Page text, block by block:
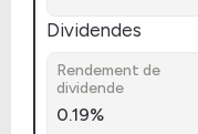
Dividendes
Rendement de
dividende
0.19%